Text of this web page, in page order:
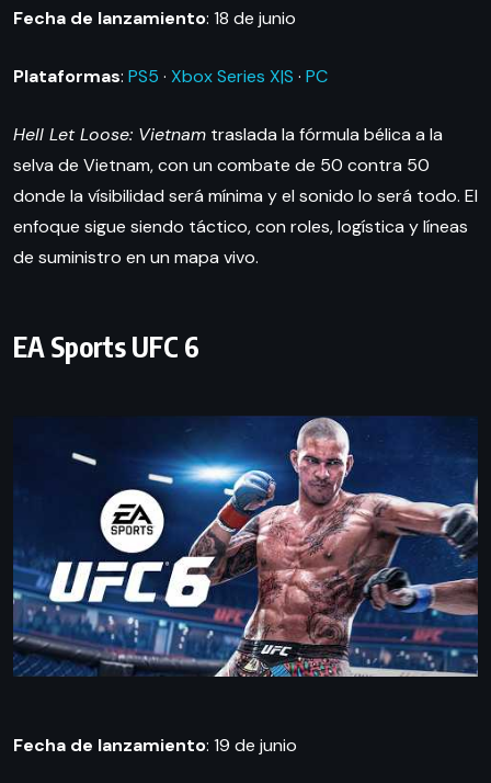
Fecha de lanzamiento: 18 de junio
Plataformas: PS5 · Xbox Series X|S · PC
Hell Let Loose: Vietnam traslada la fórmula bélica a la
selva de Vietnam, con un combate de 50 contra 50
donde la vísibilidad será mínima y el sonido lo será todo. El
enfoque sigue siendo táctico, con roles, logística y líneas
de suministro en un mapa vivo.
EA Sports UFC 6
Fecha de lanzamiento: 19 de junio